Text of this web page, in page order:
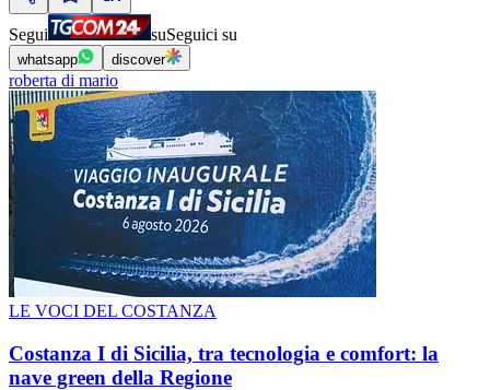
Segui suSeguici su
whatsapp discover
roberta di mario
LE VOCI DEL COSTANZA
Costanza I di Sicilia, tra tecnologia e comfort: la
nave green della Regione